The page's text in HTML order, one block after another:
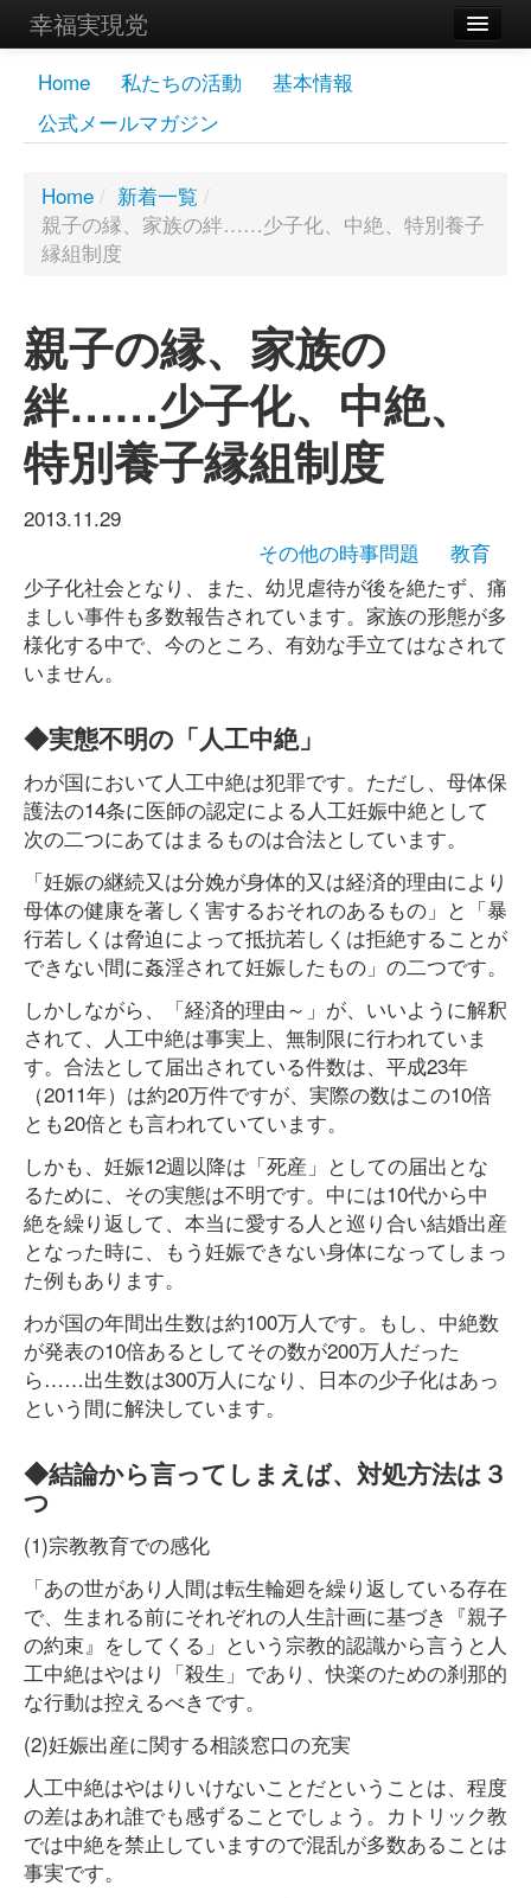
幸福実現党
メンバーズページ
党員
お問い合わせ
Home 私たちの活動
基本情報
公式メールマガジン
Home / 新着一覧 /
親子の縁、家族の絆……少子化、中絶、特別養子
縁組制度
親子の縁、家族の
絆……少子化、中絶、
特別養子縁組制度
2013.11.29
その他の時事問題
教育
少子化社会となり、また、幼児虐待が後を絶たず、痛
ましい事件も多数報告されています。家族の形態が多
様化する中で、今のところ、有効な手立てはなされて
いません。
◆実態不明の「人工中絶」
わが国において人工中絶は犯罪です。ただし、母体保
護法の14条に医師の認定による人工妊娠中絶として
次の二つにあてはまるものは合法としています。
「妊娠の継続又は分娩が身体的又は経済的理由により
母体の健康を著しく害するおそれのあるもの」と「暴
行若しくは脅迫によって抵抗若しくは拒絶することが
できない間に姦淫されて妊娠したもの」の二つです。
しかしながら、「経済的理由～」が、いいように解釈
されて、人工中絶は事実上、無制限に行われていま
す。合法として届出されている件数は、平成23年
（2011年）は約20万件ですが、実際の数はこの10倍
とも20倍とも言われていています。
しかも、妊娠12週以降は「死産」としての届出とな
るために、その実態は不明です。中には10代から中
絶を繰り返して、本当に愛する人と巡り合い結婚出産
となった時に、もう妊娠できない身体になってしまっ
た例もあります。
わが国の年間出生数は約100万人です。もし、中絶数
が発表の10倍あるとしてその数が200万人だった
ら……出生数は300万人になり、日本の少子化はあっ
という間に解決しています。
◆結論から言ってしまえば、対処方法は３
つ
(1)宗教教育での感化
「あの世があり人間は転生輪廻を繰り返している存在
で、生まれる前にそれぞれの人生計画に基づき『親子
の約束』をしてくる」という宗教的認識から言うと人
工中絶はやはり「殺生」であり、快楽のための刹那的
な行動は控えるべきです。
(2)妊娠出産に関する相談窓口の充実
人工中絶はやはりいけないことだということは、程度
の差はあれ誰でも感ずることでしょう。カトリック教
では中絶を禁止していますので混乱が多数あることは
事実です。